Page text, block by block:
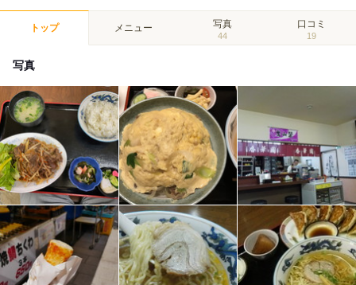
トップ メニュー 写真
44
口コミ
19
写真